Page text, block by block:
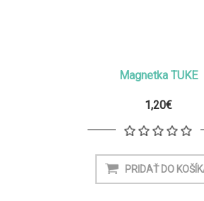
Magnetka TUKE
1,20€